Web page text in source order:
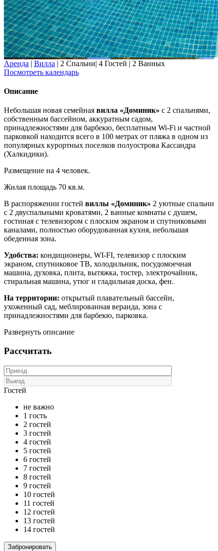
Аренда | Вилла | 2 Спальни| 4 Гостей | 2 Ванных
Посмотреть календарь
Описание
Небольшая новая семейная вилла «Доминик» с 2 спальнями,
собственным бассейном, аккуратным садом,
принадлежностями для барбекю, бесплатным Wi-Fi и частной
парковкой находится всего в 100 метрах от пляжа в одном из
популярных курортных поселков полуострова Кассандра
(Халкидики).
Размещение на 4 человек.
Жилая площадь 70 кв.м.
В распоряжении гостей виллы «Доминик» 2 уютные спальни
с 2 двуспальными кроватями, 2 ванные комнаты с душем,
гостиная с телевизором с плоским экраном и спутниковыми
каналами, полностью оборудованная кухня, небольшая
обеденная зона.
Удобства: кондиционеры, WI-FI, телевизор с плоским
экраном, спутниковое ТВ, холодильник, посудомоечная
машина, духовка, плита, вытяжка, тостер, электрочайник,
стиральная машина, утюг и гладильная доска, фен.
На территории: открытый плавательный бассейн,
ухоженный сад, меблированная веранда, зона с
принадлежностями для барбекю, парковка.
Развернуть описание
Рассчитать
Гостей
не важно
1 гость
2 гостей
3 гостей
4 гостей
5 гостей
6 гостей
7 гостей
8 гостей
9 гостей
10 гостей
11 гостей
12 гостей
13 гостей
14 гостей